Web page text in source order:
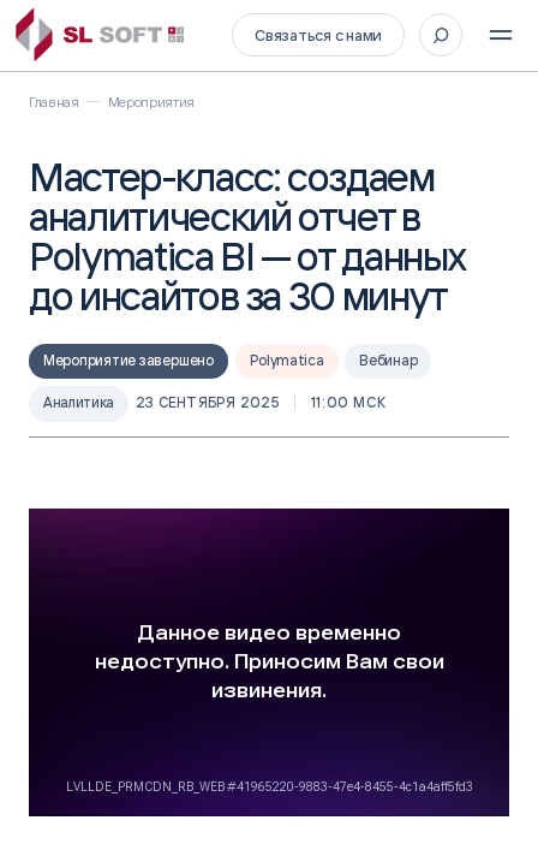
Связаться с нами
Главная Мероприятия
Мастер-класс: создаем
аналитический отчет в
Polymatica BI — от данных
до инсайтов за 30 минут
Мероприятие завершено Polymatica Вебинар
Аналитика 23 СЕНТЯБРЯ 2025 11:00 МСК